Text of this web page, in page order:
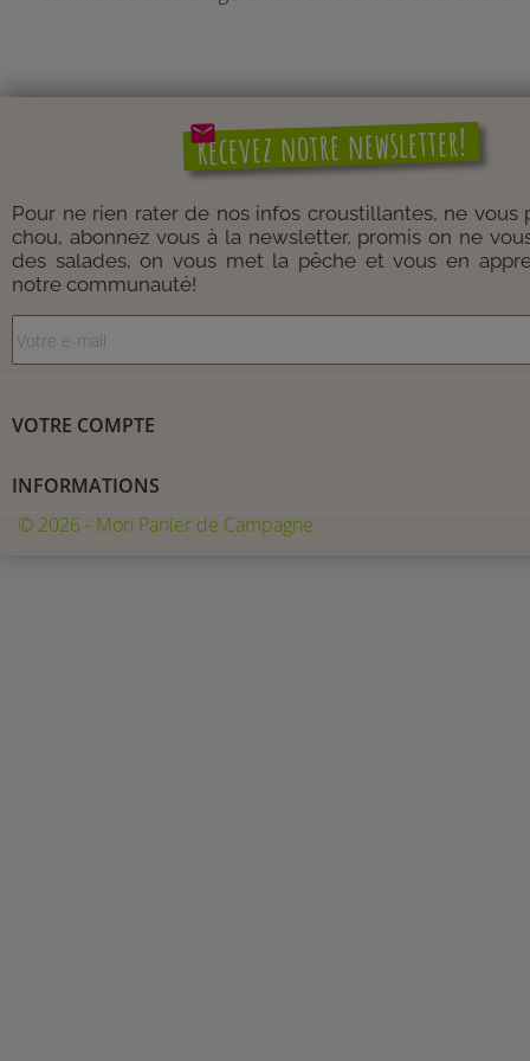
mail
Recevez notre newsletter!
Pour ne rien rater de nos infos croustillantes, ne vous
chou, abonnez vous à la newsletter, promis on ne
des salades, on vous met la pêche et vous en
notre communauté!
VOTRE COMPTE
INFORMATIONS
© 2026 - Mon Panier de Campagne